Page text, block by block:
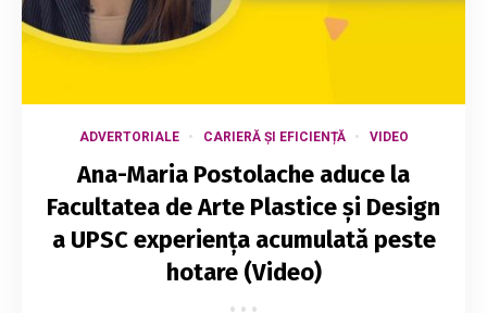
ADVERTORIALE CARIERĂ ȘI EFICIENȚĂ VIDEO
Ana-Maria Postolache aduce la
Facultatea de Arte Plastice și Design
a UPSC experiența acumulată peste
hotare (Video)